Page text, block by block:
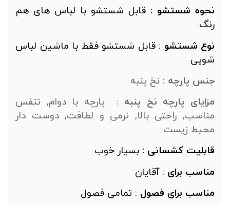
شستشو :قابل شستشو با لباس های هم
شستشو: قابل شستشو فقط با ماشین لباس
پارچه :نخ پنبه
پارچه نخ پنبه: پارچه با دوام, تنفس
راحتی بالا,نرمی و لطافت, دوست دار
زیست
کشسانی :بسیار خوب
برای: آقایان
برای فصول: تمامی فصول